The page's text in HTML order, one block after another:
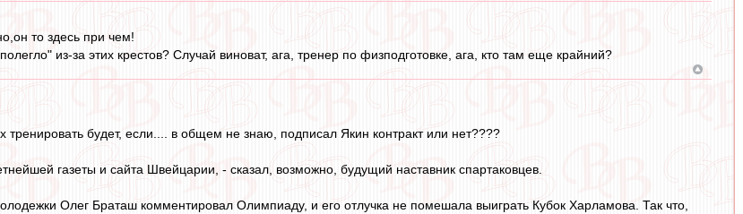
то здесь при чем!
из-за этих крестов? Случай виноват, ага, тренер по физподготовке, ага, кто там еще крайний?
будет, если.... в общем не знаю, подписал Якин контракт или нет????
газеты и сайта Швейцарии, - сказал, возможно, будущий наставник спартаковцев.
Олег Браташ комментировал Олимпиаду, и его отлучка не помешала выиграть Кубок Харламова. Так что,